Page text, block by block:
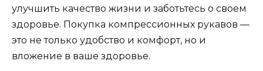
улучшить качество жизни и заботьтесь о своем
здоровье. Покупка компрессионных рукавов —
это не только удобство и комфорт, но и
вложение в ваше здоровье.